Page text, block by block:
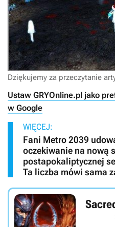
Dziękujemy za przeczytanie
Ustaw GRYOnline.pl jako
w Google
WIĘCEJ:
Fani Metro 2039
oczekiwanie na nową
postapokaliptycznej
Ta liczba mówi sama